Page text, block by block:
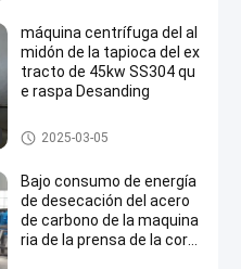
máquina centrífuga del al
midón de la tapioca del ex
tracto de 45kw SS304 qu
e raspa Desanding
Máquina del almidón de la tap
ioca
2025-03-05
Bajo consumo de energía
de desecación del acero
de carbono de la maquina
ria de la prensa de la corr